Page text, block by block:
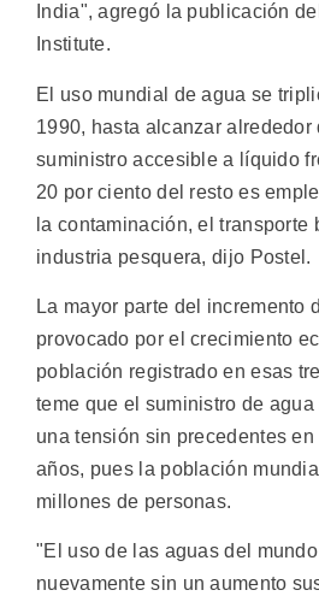
India", agregó la publicación
Institute.
El uso mundial de agua se
1990, hasta alcanzar alrededor
suministro accesible a líquido
20 por ciento del resto es
la contaminación, el transporte
industria pesquera, dijo Postel.
La mayor parte del incremento
provocado por el crecimiento
población registrado en esas
teme que el suministro de
una tensión sin precedentes
años, pues la población
millones de personas.
"El uso de las aguas del
nuevamente sin un aumento